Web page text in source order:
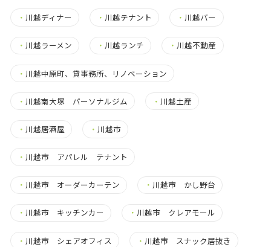
・ 川越ディナー ・ 川越テナント ・ 川越バー
・ 川越ラーメン ・ 川越ランチ ・ 川越不動産
・ 川越中原町、貸事務所、リノベーション
・ 川越南大塚 パーソナルジム ・ 川越土産
・ 川越居酒屋 ・ 川越市
・ 川越市 アパレル テナント
・ 川越市 オーダーカーテン ・ 川越市 かし野台
・ 川越市 キッチンカー ・ 川越市 クレアモール
・ 川越市 シェアオフィス ・ 川越市 スナック居抜き